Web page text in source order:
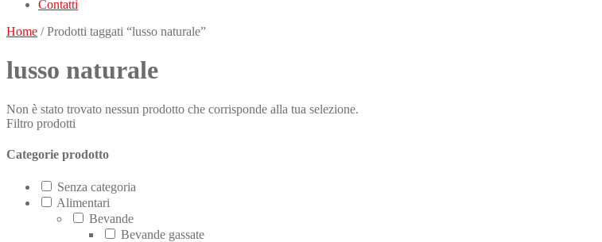
Contatti
Home / Prodotti taggati “lusso naturale”
lusso naturale
Non è stato trovato nessun prodotto che corrisponde alla tua selezione.
Filtro prodotti
Categorie prodotto
Senza categoria
Alimentari
Bevande
Bevande gassate